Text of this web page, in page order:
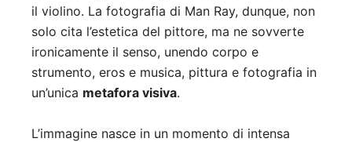
il violino. La fotografia di Man Ray, dunque, non
solo cita l’estetica del pittore, ma ne sovverte
ironicamente il senso, unendo corpo e
strumento, eros e musica, pittura e fotografia in
un’unica metafora visiva.
L’immagine nasce in un momento di intensa